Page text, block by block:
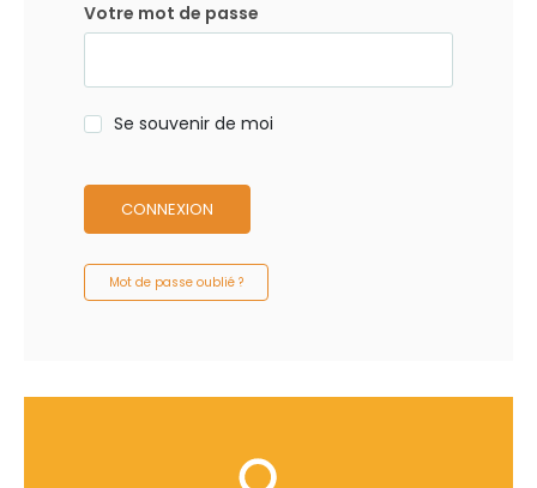
Votre mot de passe
Se souvenir de moi
CONNEXION
Mot de passe oublié ?